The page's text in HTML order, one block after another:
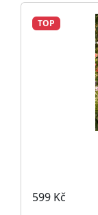
TOP
599 Kč